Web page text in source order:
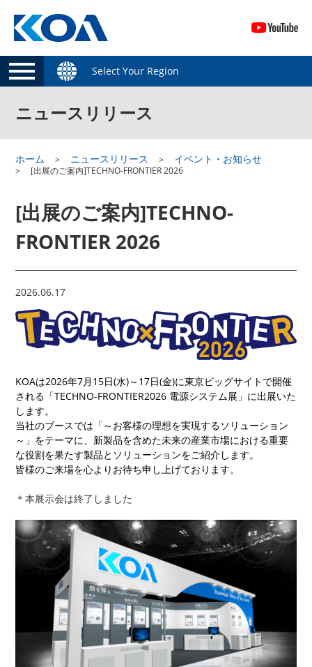
Select Your Region
ニュースリリース
ホーム ニュースリリース イベント・お知らせ
[出展のご案内]TECHNO-FRONTIER 2026
[出展のご案内]TECHNO-
FRONTIER 2026
2026.06.17
KOAは2026年7月15日(水)～17日(金)に東京ビッグサイトで開催
される「TECHNO-FRONTIER2026 電源システム展」に出展いた
します。
当社のブースでは「～お客様の理想を実現するソリューション
～」をテーマに、新製品を含めた未来の産業市場における重要
な役割を果たす製品とソリューションをご紹介します。
皆様のご来場を心よりお待ち申し上げております。
＊本展示会は終了しました